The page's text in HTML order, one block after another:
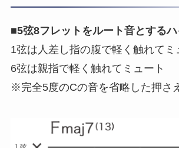
■5弦8フレットをルート音とする
1弦は人差し指の腹で軽く触れてミ
6弦は親指で軽く触れてミュート
※完全5度のCの音を省略した押さ